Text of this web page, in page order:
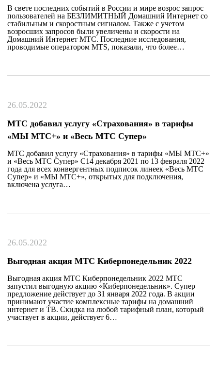
В свете последних событий в России и мире возрос запрос
пользователей на БЕЗЛИМИТНЫЙ Домашний Интернет со
стабильным и скоростным сигналом. Также с учетом
возросших запросов были увеличены и скорости на
Домашний Интернет МТС. Последние исследования,
проводимые оператором MTS, показали, что более…
26.05.2022
МТС добавил услугу «Страхования» в тарифы
«МЫ МТС+» и «Весь МТС Супер»
МТС добавил услугу «Страхования» в тарифы «МЫ МТС+»
и «Весь МТС Супер» C14 декабря 2021 по 13 февраля 2022
года для всех конвергентных подписок линеек «Весь МТС
Супер» и «МЫ МТС+», открытых для подключения,
включена услуга…
26.05.2022
Выгодная акция МТС Киберпонедельник 2022
Выгодная акция МТС Киберпонедельник 2022 МТС
запустил выгодную акцию «Киберпонедельник». Супер
предложение действует до 31 января 2022 года. В акции
принимают участие комплексные тарифы на домашний
интернет и ТВ. Скидка на любой тарифный план, который
участвует в акции, действует 6…